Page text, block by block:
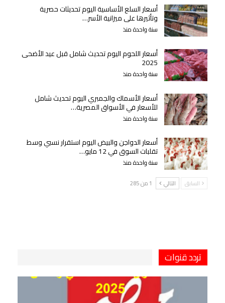
أسعار السلع الأساسية اليوم تحديثات حصرية
وتأثيرها على ميزانية الأسر…
سنة واحدة منذ
أسعار اللحوم اليوم تحديث شامل قبل عيد الأضحى
2025
سنة واحدة منذ
أسعار الأسماك والجمبري اليوم تحديث شامل
للأسعار في الأسواق المصرية…
سنة واحدة منذ
أسعار الدواجن والبيض اليوم استقرار نسبي وسط
تقلبات السوق في 12 مايو…
سنة واحدة منذ
السابق التالي 1 من 285
تردد قنوات